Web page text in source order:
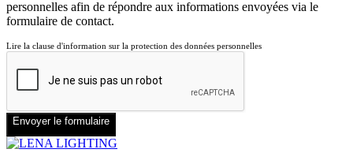
personnelles afin de répondre aux informations envoyées via le
formulaire de contact.
Lire la clause d'information sur la protection des données personnelles
Envoyer le formulaire